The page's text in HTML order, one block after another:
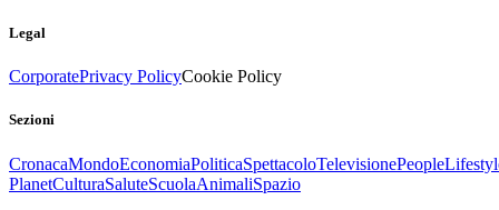
Legal
CorporatePrivacy PolicyCookie Policy
Sezioni
CronacaMondoEconomiaPoliticaSpettacoloTelevisionePeople
PlanetCulturaSaluteScuolaAnimaliSpazio